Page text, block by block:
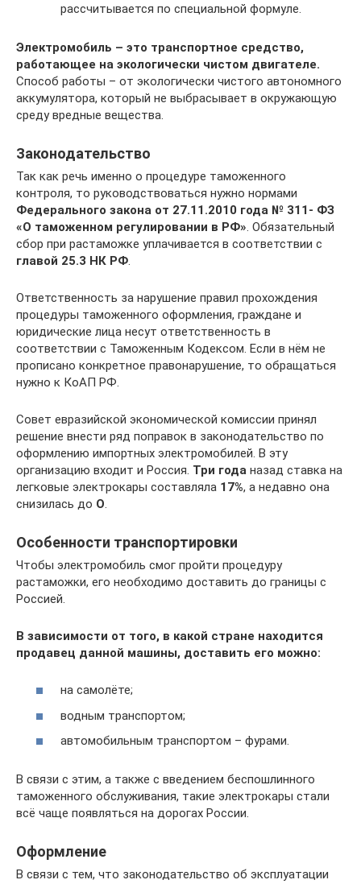
рассчитывается по специальной формуле.
Электромобиль – это транспортное средство,
работающее на экологически чистом двигателе.
Способ работы – от экологически чистого автономного
аккумулятора, который не выбрасывает в окружающую
среду вредные вещества.
Законодательство
Так как речь именно о процедуре таможенного
контроля, то руководствоваться нужно нормами
Федерального закона от 27.11.2010 года № 311- ФЗ
«О таможенном регулировании в РФ». Обязательный
сбор при растаможке уплачивается в соответствии с
главой 25.3 НК РФ.
Ответственность за нарушение правил прохождения
процедуры таможенного оформления, граждане и
юридические лица несут ответственность в
соответствии с Таможенным Кодексом. Если в нём не
прописано конкретное правонарушение, то обращаться
нужно к КоАП РФ.
Совет евразийской экономической комиссии принял
решение внести ряд поправок в законодательство по
оформлению импортных электромобилей. В эту
организацию входит и Россия. Три года назад ставка на
легковые электрокары составляла 17%, а недавно она
снизилась до О.
Особенности транспортировки
Чтобы электромобиль смог пройти процедуру
растаможки, его необходимо доставить до границы с
Россией.
В зависимости от того, в какой стране находится
продавец данной машины, доставить его можно:
на самолёте;
водным транспортом;
автомобильным транспортом – фурами.
В связи с этим, а также с введением беспошлинного
таможенного обслуживания, такие электрокары стали
всё чаще появляться на дорогах России.
Оформление
В связи с тем, что законодательство об эксплуатации